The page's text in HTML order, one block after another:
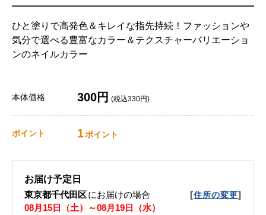
ひと塗りで高発色＆キレイな指先持続！ファッションや
気分で選べる豊富なカラー＆テクスチャーバリエーショ
ンのネイルカラー
本体価格 300円 (税込330円)
ポイント 1ポイント
お届け予定日
東京都千代田区にお届けの場合 [住所の変更]
08月15日（土）～08月19日（水）